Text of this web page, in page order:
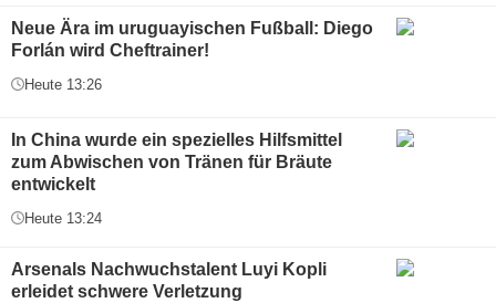
Neue Ära im uruguayischen Fußball: Diego
Forlán wird Cheftrainer!
Heute 13:26
In China wurde ein spezielles Hilfsmittel
zum Abwischen von Tränen für Bräute
entwickelt
Heute 13:24
Arsenals Nachwuchstalent Luyi Kopli
erleidet schwere Verletzung